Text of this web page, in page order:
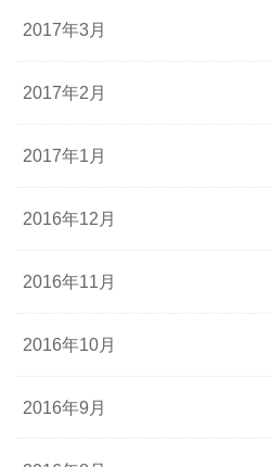
2017年3月
2017年2月
2017年1月
2016年12月
2016年11月
2016年10月
2016年9月